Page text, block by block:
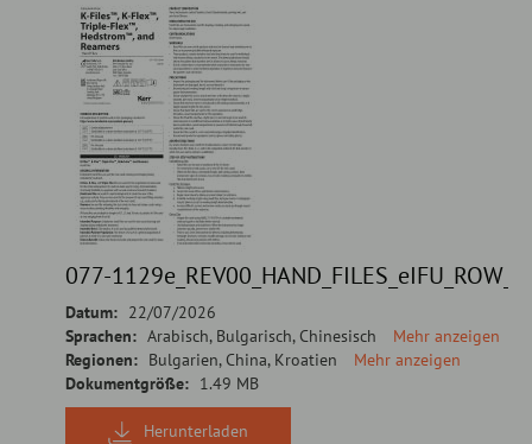
077-
Datum: 22/07/2026
Sprachen: Arabisch, Bulgarisch, Chinesisch
Mehr anzeigen
Regionen: Bulgarien, China, Kroatien
Mehr anzeigen
Dokumentgröße: 1.49 MB
Herunterladen